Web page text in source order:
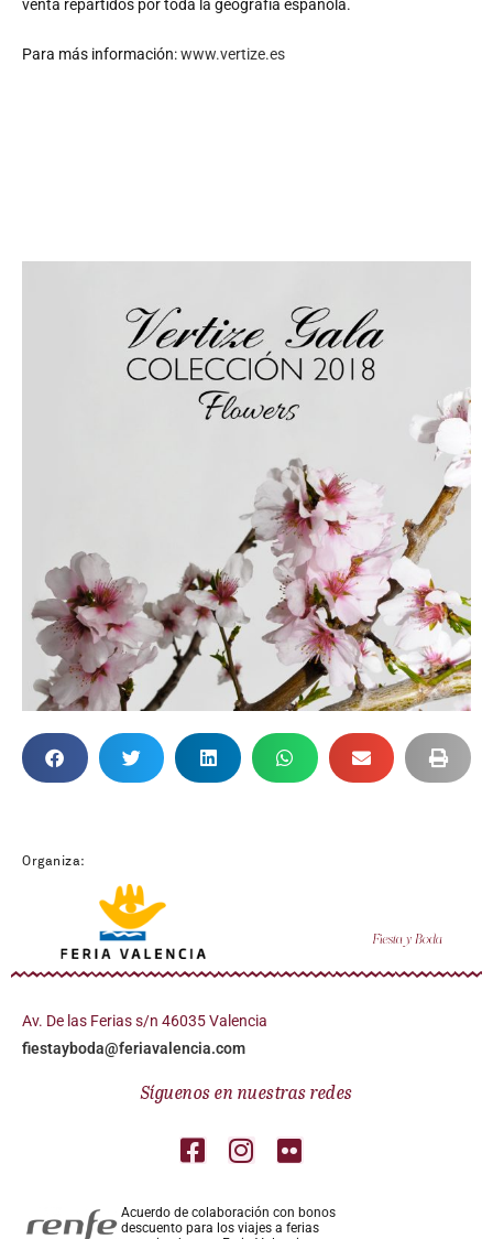
venta repartidos por toda la geografía española.
Para más información:www.vertize.es
Organiza:
Av. De las Ferias s/n 46035 Valencia
fiestayboda@feriavalencia.com
Síguenos en nuestras redes
Acuerdo de colaboración con bonos
descuento para los viajes a ferias